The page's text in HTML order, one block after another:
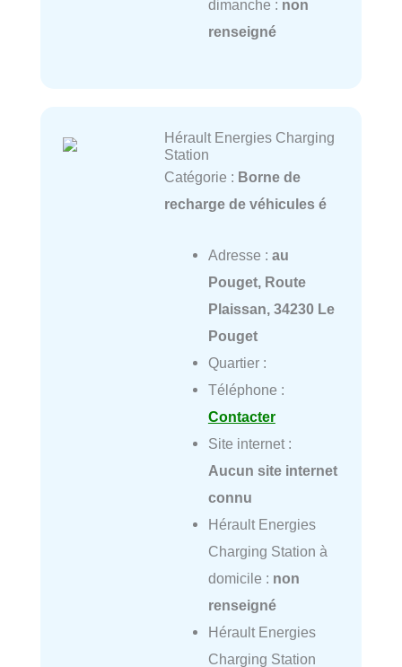
dimanche : non
renseigné
Hérault Energies Charging
Station
Catégorie : Borne de
recharge de véhicules é
Adresse : au
Pouget, Route
Plaissan, 34230 Le
Pouget
Quartier :
Téléphone :
Contacter
Site internet :
Aucun site internet
connu
Hérault Energies
Charging Station à
domicile : non
renseigné
Hérault Energies
Charging Station